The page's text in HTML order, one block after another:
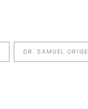
DR. SAMUEL ORIGE